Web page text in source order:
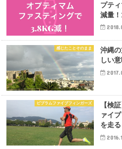
プテ
減量
感じたことそのまま
沖縄
しい
ビブラムファイブフィンガーズ
【検
ァイ
を走